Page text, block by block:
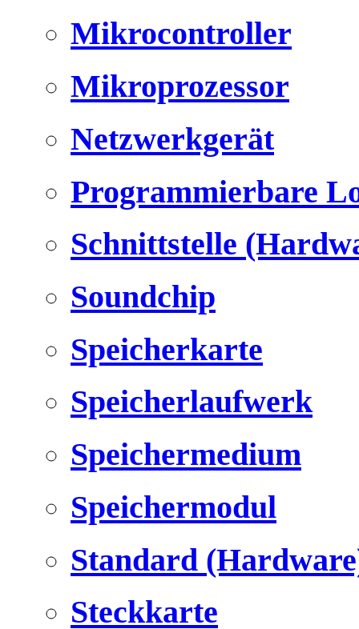
Mikrocontroller
Mikroprozessor
Netzwerkgerät
Programmierbare
Schnittstelle
Soundchip
Speicherkarte
Speicherlaufwerk
Speichermedium
Speichermodul
Standard
Steckkarte